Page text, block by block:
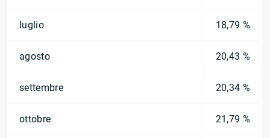
luglio 18,79 %
agosto 20,43 %
settembre 20,34 %
ottobre 21,79 %